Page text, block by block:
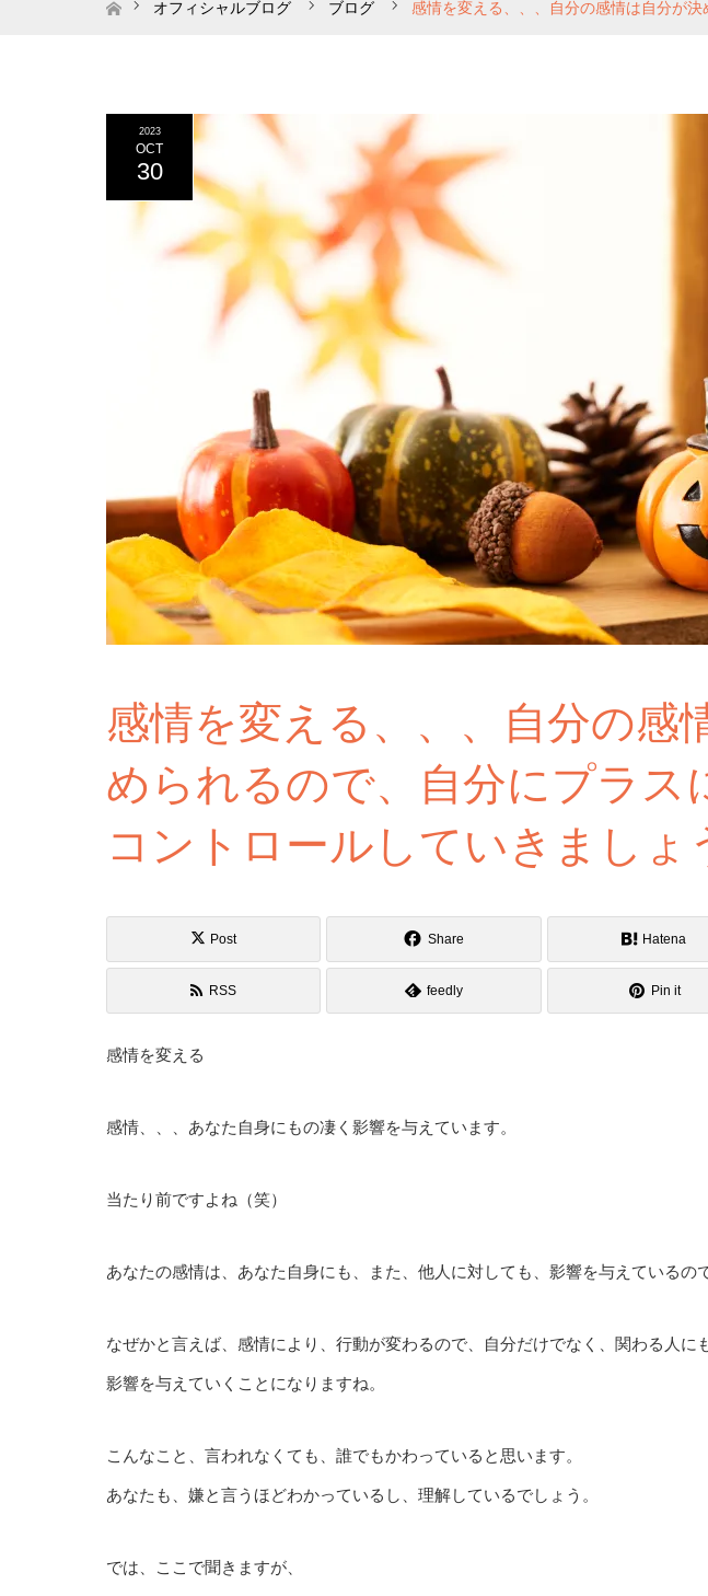
ホームオフィシャルブログ ブログ 感情を変える、、、自分の感情は自分が
2023
OCT
30
感情を変える、、、自分の感
められるので、自分にプラス
コントロールしていきましょ
Post Share Hatena
RSS feedly Pin it
感情を変える
感情、、、あなた自身にもの凄く影響を与えています。
当たり前ですよね（笑）
あなたの感情は、あなた自身にも、また、他人に対しても、影響を与えているの
なぜかと言えば、感情により、行動が変わるので、自分だけでなく、関わる人に
影響を与えていくことになりますね。
こんなこと、言われなくても、誰でもかわっていると思います。
あなたも、嫌と言うほどわかっているし、理解しているでしょう。
では、ここで聞きますが、